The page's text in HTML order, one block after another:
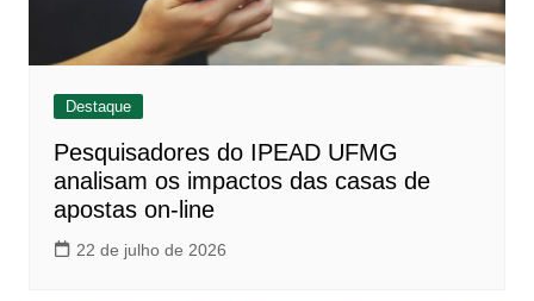
Destaque
Pesquisadores do IPEAD UFMG
analisam os impactos das casas de
apostas on-line
22 de julho de 2026